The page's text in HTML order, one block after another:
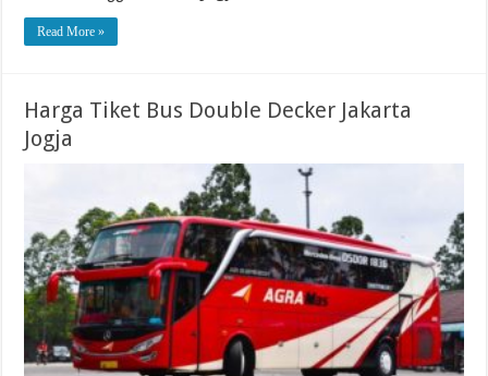
Read More »
Harga Tiket Bus Double Decker Jakarta
Jogja